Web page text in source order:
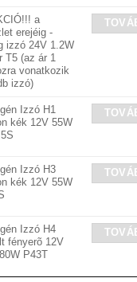
a
erejéig -
izzó 24V 1.2W
T5 (az ár 1
vonatkozik
izzó)
Izzó H1
kék 12V 55W
Izzó H3
kék 12V 55W
Izzó H4
fényerõ 12V
P43T